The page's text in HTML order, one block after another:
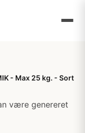
- Max 25 kg. - Sort
være genereret